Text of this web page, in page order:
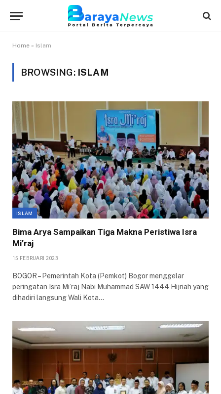
Home » Islam
BROWSING: ISLAM
ISLAM
Bima Arya Sampaikan Tiga Makna Peristiwa Isra
Mi’raj
15 FEBRUARI 2023
BOGOR – Pemerintah Kota (Pemkot) Bogor menggelar
peringatan Isra Mi’raj Nabi Muhammad SAW 1444 Hijriah yang
dihadiri langsung Wali Kota…